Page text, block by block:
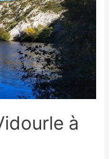
à